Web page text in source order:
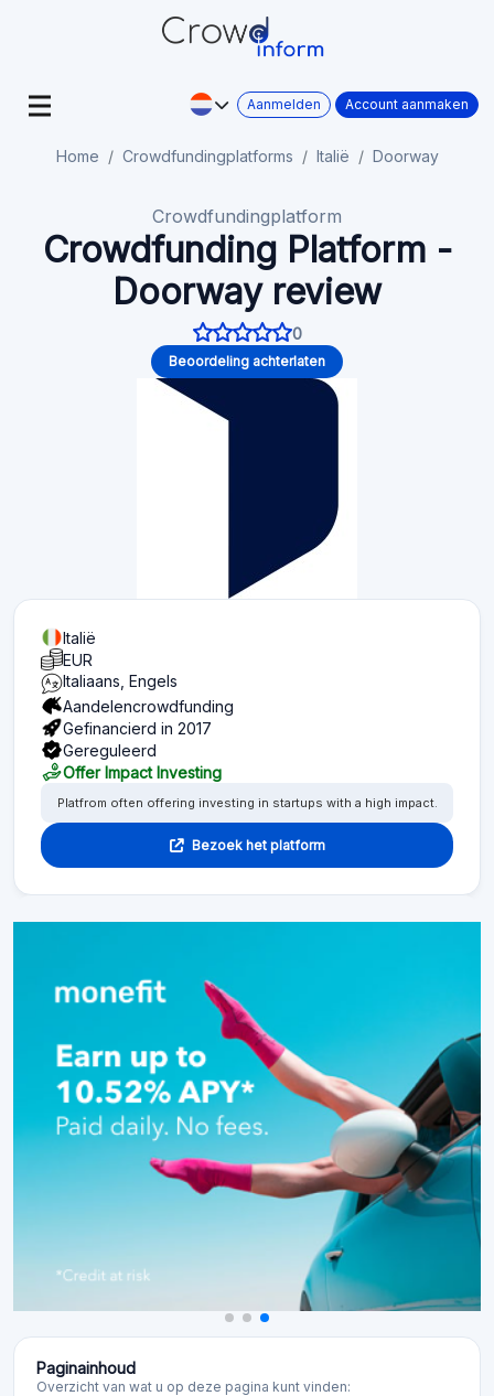
Aanmelden Account aanmaken
Home Crowdfundingplatforms Italië Doorway
Crowdfundingplatform
Crowdfunding Platform -
Doorway review
0
Beoordeling achterlaten
Italië
EUR
Italiaans, Engels
Aandelencrowdfunding
Gefinancierd in 2017
Gereguleerd
Offer Impact Investing
Platfrom often offering investing in startups with a high impact.
Bezoek het platform
Paginainhoud
Overzicht van wat u op deze pagina kunt vinden: